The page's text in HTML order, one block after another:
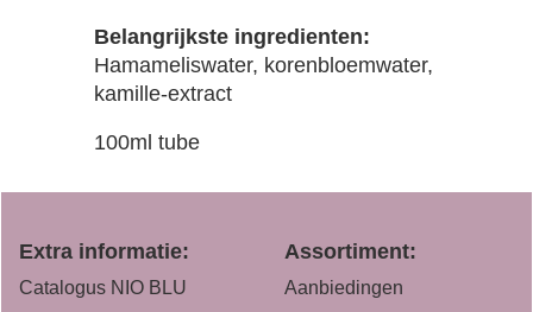
Belangrijkste ingredienten:
Hamameliswater, korenbloemwater,
kamille-extract
100ml tube
Assortiment:
Aanbiedingen
Extra informatie:
Catalogus NIO BLU